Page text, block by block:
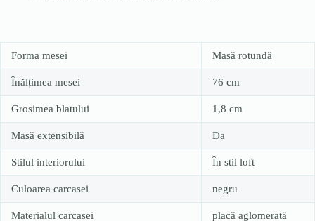
Forma mesei Masă rotundă
Înălțimea mesei 76 cm
Grosimea blatului 1,8 cm
Masă extensibilă Da
Stilul interiorului În stil loft
Culoarea carcasei negru
Materialul carcasei placă aglomerată